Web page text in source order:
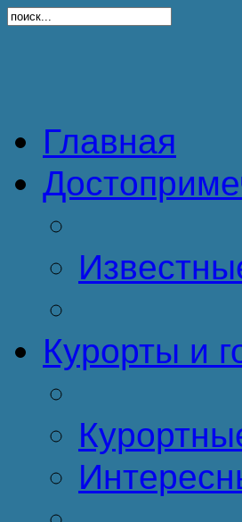
Главная
Курорты и